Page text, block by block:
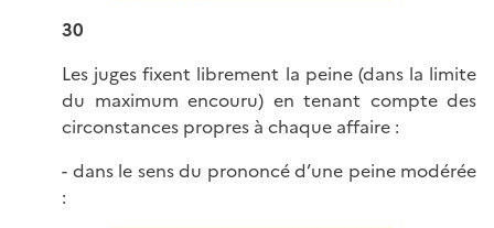
30
Les juges fixent librement la peine (dans la limite
du maximum encouru) en tenant compte des
circonstances propres à chaque affaire :
- dans le sens du prononcé d’une peine modérée
: